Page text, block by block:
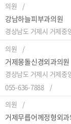
의원
강남하늘피부과의원
경상남도 거제시 거제중
의원
거제몽돌신경외과의원
경상남도 거제시 거제
055-636-7888
의원
거제무릅어께정형외과